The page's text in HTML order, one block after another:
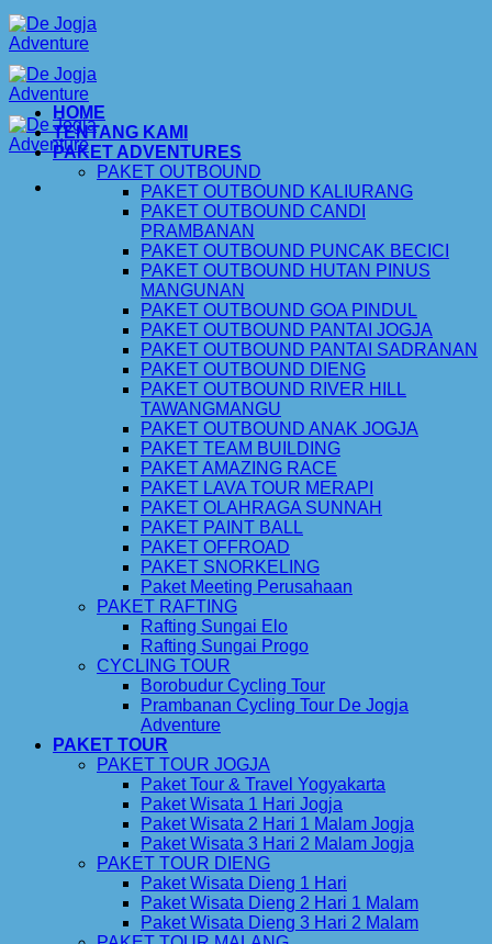
Skip
to
content
HOME
TENTANG KAMI
PAKET ADVENTURES
PAKET OUTBOUND
PAKET OUTBOUND KALIURANG
PAKET OUTBOUND CANDI
PRAMBANAN
PAKET OUTBOUND PUNCAK BECICI
PAKET OUTBOUND HUTAN PINUS
MANGUNAN
PAKET OUTBOUND GOA PINDUL
PAKET OUTBOUND PANTAI JOGJA
PAKET OUTBOUND PANTAI SADRANAN
PAKET OUTBOUND DIENG
PAKET OUTBOUND RIVER HILL
TAWANGMANGU
PAKET OUTBOUND ANAK JOGJA
PAKET TEAM BUILDING
PAKET AMAZING RACE
PAKET LAVA TOUR MERAPI
PAKET OLAHRAGA SUNNAH
PAKET PAINT BALL
PAKET OFFROAD
PAKET SNORKELING
Paket Meeting Perusahaan
PAKET RAFTING
Rafting Sungai Elo
Rafting Sungai Progo
CYCLING TOUR
Borobudur Cycling Tour
Prambanan Cycling Tour De Jogja
Adventure
PAKET TOUR
PAKET TOUR JOGJA
Paket Tour & Travel Yogyakarta
Paket Wisata 1 Hari Jogja
Paket Wisata 2 Hari 1 Malam Jogja
Paket Wisata 3 Hari 2 Malam Jogja
PAKET TOUR DIENG
Paket Wisata Dieng 1 Hari
Paket Wisata Dieng 2 Hari 1 Malam
Paket Wisata Dieng 3 Hari 2 Malam